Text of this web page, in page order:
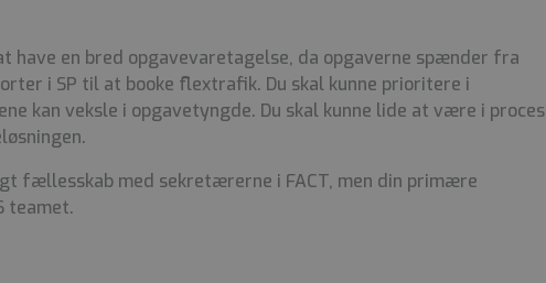
have en bred opgavevaretagelse, da opgaverne spænder fra
i SP til at booke flextrafik. Du skal kunne prioritere i
kan veksle i opgavetyngde. Du skal kunne lide at være i proces
fællesskab med sekretærerne i FACT, men din primære
teamet.